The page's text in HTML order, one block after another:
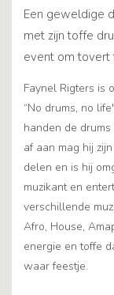
Een geweldige
met zijn toffe
event om tovert
Faynel Rigters is
“No drums, no
handen de
af aan mag hij
delen en is hij
muzikant en
verschillende
Afro, House,
energie en toffe
waar feestje.